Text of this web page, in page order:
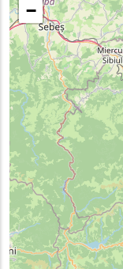
−